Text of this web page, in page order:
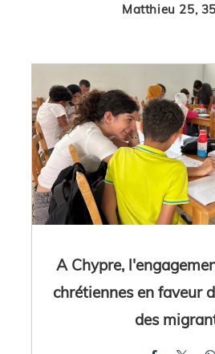
Matthieu 25,
A Chypre,
chrétiennes en faveur
des